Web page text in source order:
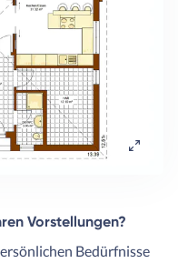
Vorstellungen?
Bedürfnisse